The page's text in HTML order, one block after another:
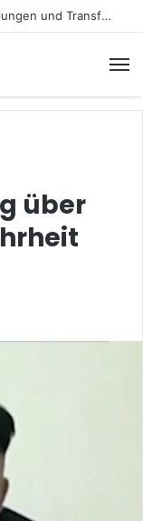
Lokomotive Moskau: Aktuelle Entwicklungen und Transfers
über